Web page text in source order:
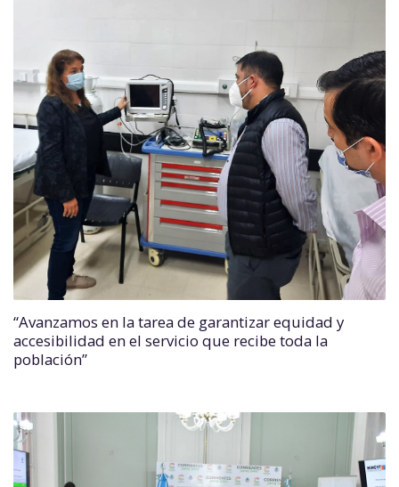
“Avanzamos en la tarea de garantizar equidad y
accesibilidad en el servicio que recibe toda la
población”